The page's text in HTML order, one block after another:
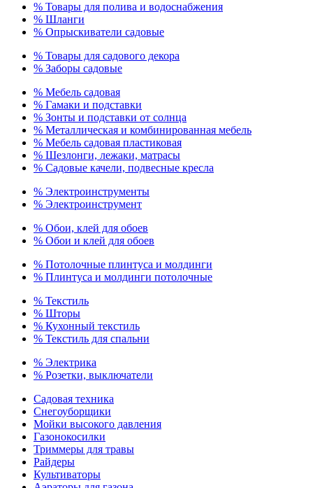
% Товары для полива и водоснабжения
% Шланги
% Опрыскиватели садовые
% Товары для садового декора
% Заборы садовые
% Мебель садовая
% Гамаки и подставки
% Зонты и подставки от солнца
% Металлическая и комбинированная мебель
% Мебель садовая пластиковая
% Шезлонги, лежаки, матрасы
% Садовые качели, подвесные кресла
% Электроинструменты
% Электроинструмент
% Обои, клей для обоев
% Обои и клей для обоев
% Потолочные плинтуса и молдинги
% Плинтуса и молдинги потолочные
% Текстиль
% Шторы
% Кухонный текстиль
% Текстиль для спальни
% Электрика
% Розетки, выключатели
Садовая техника
Снегоуборщики
Мойки высокого давления
Газонокосилки
Триммеры для травы
Райдеры
Культиваторы